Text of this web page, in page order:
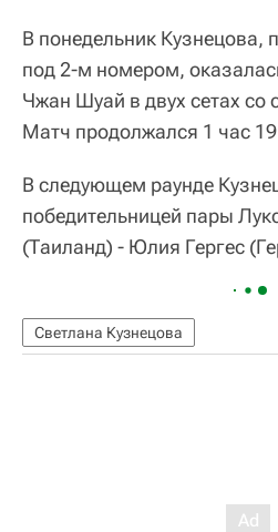
В понедельник Кузнецова,
под 2-м номером,
Чжан Шуай в двух сетах со
Матч продолжался 1 час
В следующем раунде
победительницей пары
(Таиланд) - Юлия Гергес
Светлана Кузнецова